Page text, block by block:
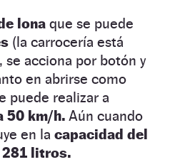
lona que se puede
(la carrocería está
se acciona por botón y
en abrirse como
puede realizar a
50 km/h. Aún cuando
en la capacidad del
281 litros.